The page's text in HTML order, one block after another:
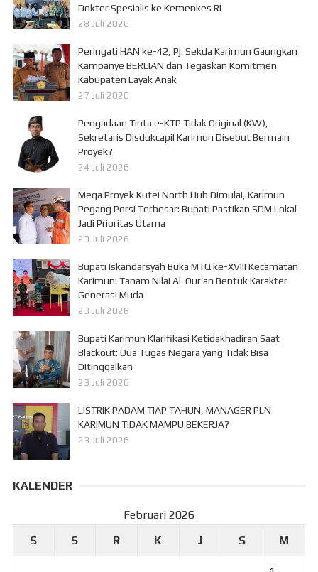
Dokter Spesialis ke Kemenkes RI
28 Juli 2026
Peringati HAN ke-42, Pj. Sekda Karimun Gaungkan
Kampanye BERLIAN dan Tegaskan Komitmen
Kabupaten Layak Anak
27 Juli 2026
Pengadaan Tinta e-KTP Tidak Original (KW),
Sekretaris Disdukcapil Karimun Disebut Bermain
Proyek?
24 Juli 2026
Mega Proyek Kutei North Hub Dimulai, Karimun
Pegang Porsi Terbesar: Bupati Pastikan SDM Lokal
Jadi Prioritas Utama
23 Juli 2026
Bupati Iskandarsyah Buka MTQ ke-XVIII Kecamatan
Karimun: Tanam Nilai Al-Qur’an Bentuk Karakter
Generasi Muda
23 Juli 2026
Bupati Karimun Klarifikasi Ketidakhadiran Saat
Blackout: Dua Tugas Negara yang Tidak Bisa
Ditinggalkan
23 Juli 2026
LISTRIK PADAM TIAP TAHUN, MANAGER PLN
KARIMUN TIDAK MAMPU BEKERJA?
23 Juli 2026
KALENDER
Februari 2026
S
S R K J S M